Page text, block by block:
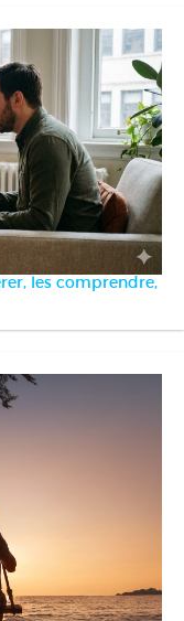
les comprendre,